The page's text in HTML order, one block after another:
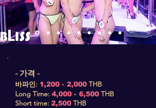
- 가격 -
바파인: 1,200 - 2,000 THB
Long Time: 4,000 - 6,500 THB
Short time: 2,500 THB